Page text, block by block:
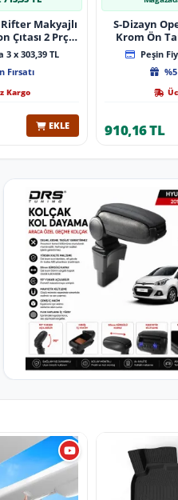
Makyajlı
Çıtası 2 Prç
Kalite
3 x 303,39 TL
Fırsatı
Kargo
EKLE
S-Dizayn
Krom Ön
2023
Peşin
910,16 TL